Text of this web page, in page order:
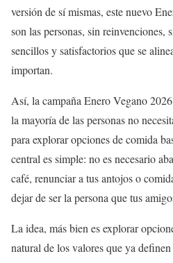
versión de sí mismas, este nuevo
son las personas, sin reinvenciones,
sencillos y satisfactorios que se
importan.
Así, la campaña Enero Vegano
la mayoría de las personas no
para explorar opciones de comida
central es simple: no es necesario
café, renunciar a tus antojos o
dejar de ser la persona que tus
La idea, más bien es explorar
natural de los valores que ya